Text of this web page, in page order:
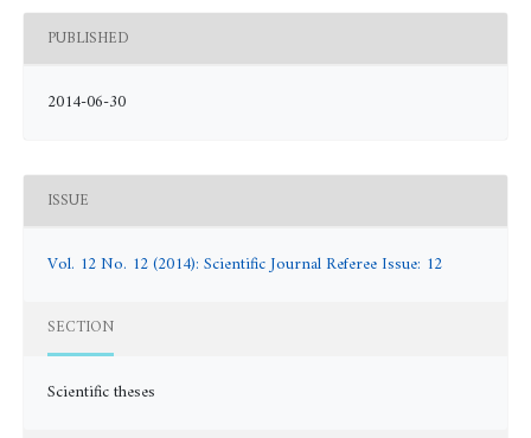
PUBLISHED
2014-06-30
ISSUE
Vol. 12 No. 12 (2014): Scientific Journal Referee Issue: 12
SECTION
Scientific theses